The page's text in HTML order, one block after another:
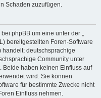
Schaden zuzufügen.
phpBB um eine unter der „
bereitgestellten Foren-Software
handelt; deutschsprachige
Community unter
Beide haben keinen Einfluss auf
wird. Sie können
für bestimmte Zwecke nicht
Einfluss nehmen.